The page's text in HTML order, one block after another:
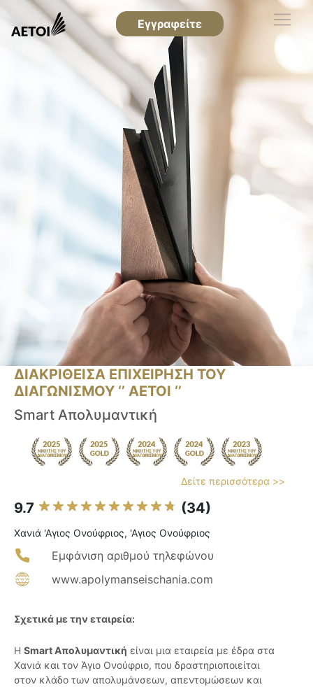
Εγγραφείτε
ΔΙΑΚΡΙΘΕΙΣΑ ΕΠΙΧΕΙΡΗΣΗ ΤΟΥ
ΔΙΑΓΩΝΙΣΜΟΥ ‘’ ΑΕΤΟΙ ‘’
Smart Απολυμαντική
Δείτε περισσότερα >>
9.7 (34)
Χανιά 'Αγιος Ονούφριος, 'Αγιος Ονούφριος
Εμφάνιση αριθμού τηλεφώνου
www.apolymanseischania.com
Σχετικά με την εταιρεία:
Η Smart Απολυμαντική είναι μια εταιρεία με έδρα στα
Χανιά και τον Άγιο Ονούφριο, που δραστηριοποιείται
στον κλάδο των απολυμάνσεων, απεντομώσεων και